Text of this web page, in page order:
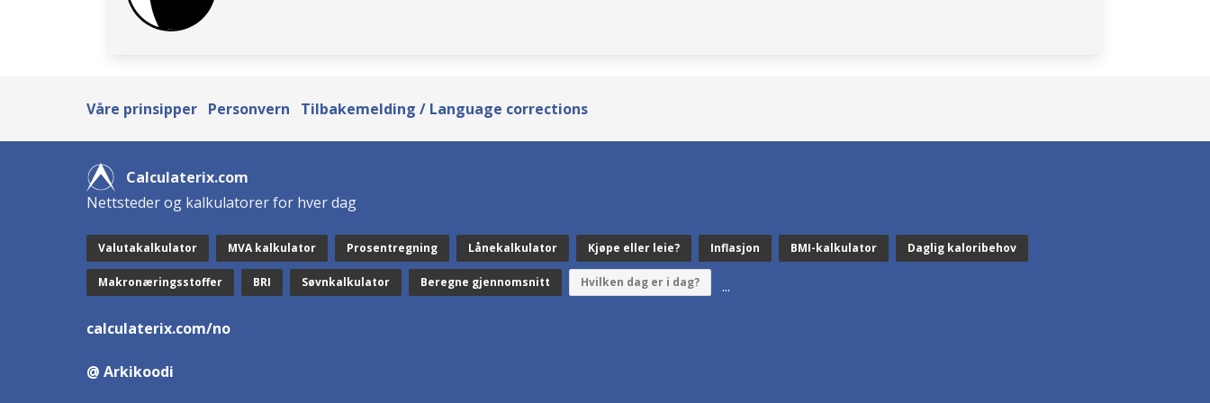
Våre prinsipper Personvern Tilbakemelding / Language corrections
Calculaterix.com
Nettsteder og kalkulatorer for hver dag
Valutakalkulator MVA kalkulator Prosentregning Lånekalkulator Kjøpe eller leie? Inflasjon BMI-kalkulator Daglig kaloribehov
Makronæringsstoffer BRI Søvnkalkulator Beregne gjennomsnitt Hvilken dag er i dag? ...
calculaterix.com/no
@ Arkikoodi